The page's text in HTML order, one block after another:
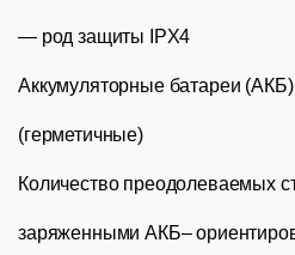
— род защиты IPX4
Аккумуляторные батареи
(герметичные)
Количество преодолеваемых
заряженными АКБ–